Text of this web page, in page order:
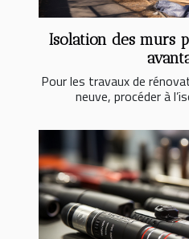
Isolation des murs
Pour les travaux de
neuve, procéder à